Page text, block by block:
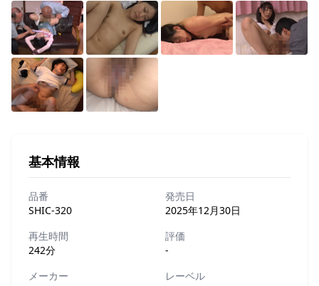
基本情報
品番
SHIC-320
発売日
2025年12月30日
再生時間
242分
評価
-
メーカー
レーベル